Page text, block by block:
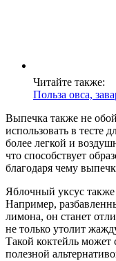
Читайте также:
Польза овса,
Выпечка также не
использовать в тесте
более легкой и
что способствует
благодаря чему
Яблочный уксус
Например,
лимона, он станет
не только утолит
Такой коктейль может
полезной